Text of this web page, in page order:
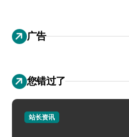
广告
您错过了
站长资讯